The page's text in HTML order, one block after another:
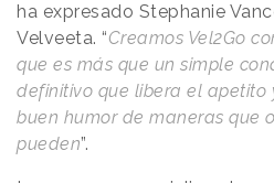
ha expresado Stephanie
Velveeta. “Creamos Vel2Go
que es más que un simple
definitivo que libera el
buen humor de maneras que
pueden”.